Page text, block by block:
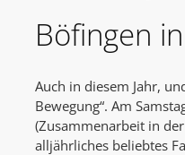
Böfingen
Auch in diesem Jahr,
Bewegung“. Am
(Zusammenarbeit in
alljährliches beliebtes